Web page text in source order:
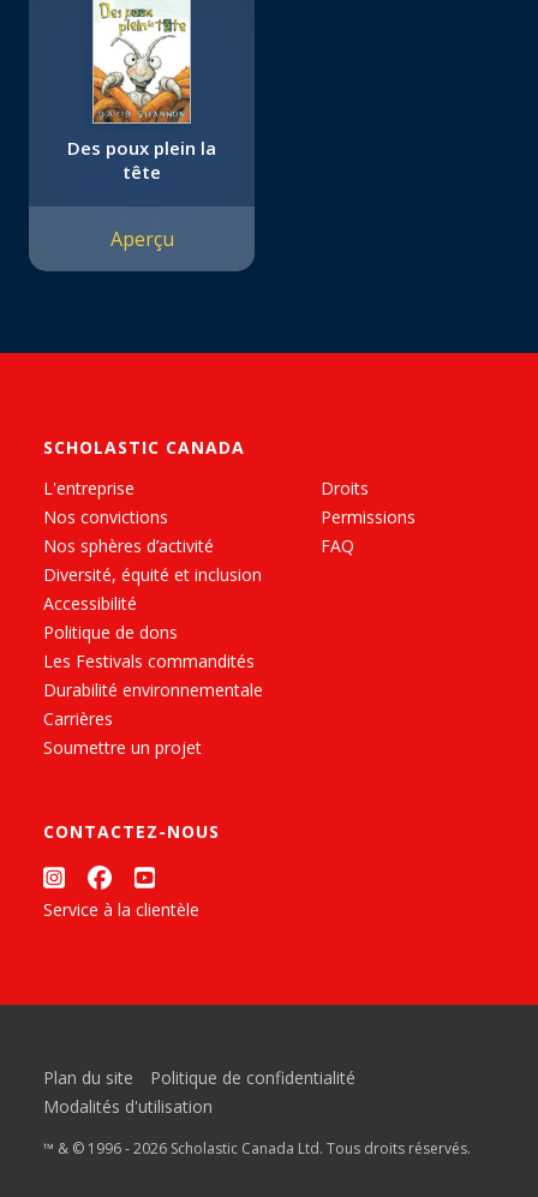
Des poux plein la
tête
Aperçu
SCHOLASTIC CANADA
L'entreprise
Nos convictions
Nos sphères d’activité
Diversité, équité et inclusion
Accessibilité
Politique de dons
Les Festivals commandités
Durabilité environnementale
Carrières
Soumettre un projet
Droits
Permissions
FAQ
CONTACTEZ-NOUS
Service à la clientèle
Plan du site
Politique de confidentialité
Modalités d'utilisation
™ & © 1996 - 2026 Scholastic Canada Ltd. Tous droits réservés.